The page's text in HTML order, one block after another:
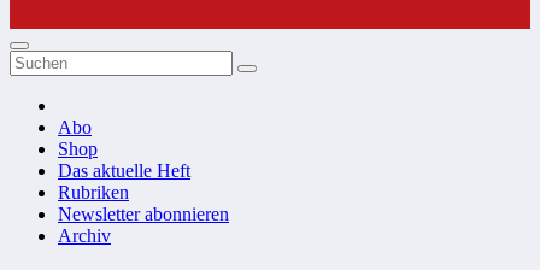
Abo
Shop
Das aktuelle Heft
Rubriken
Newsletter abonnieren
Archiv